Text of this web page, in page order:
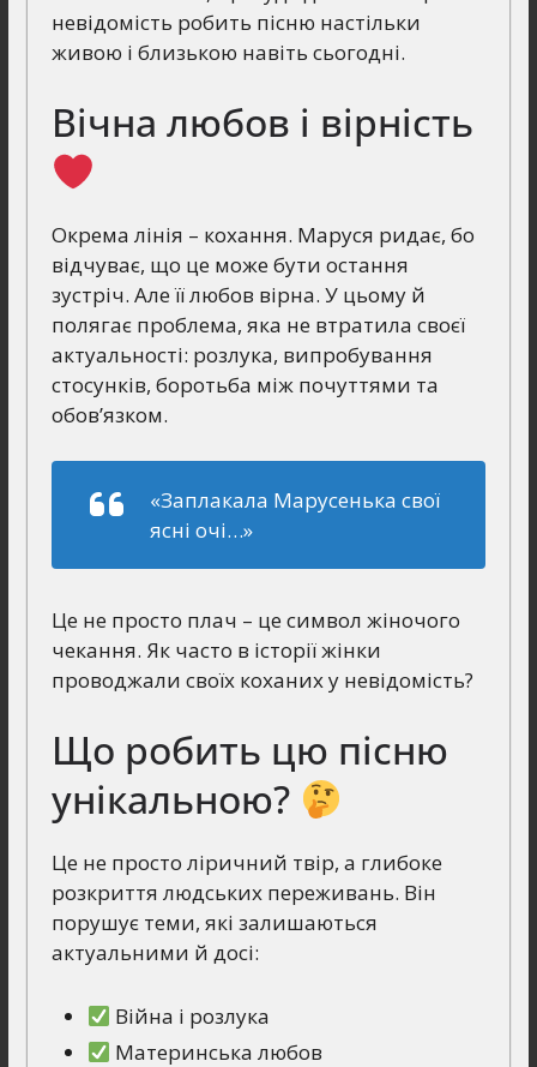
невідомість робить пісню настільки
живою і близькою навіть сьогодні.
Вічна любов і вірність
Окрема лінія – кохання. Маруся ридає, бо
відчуває, що це може бути остання
зустріч. Але її любов вірна. У цьому й
полягає проблема, яка не втратила своєї
актуальності: розлука, випробування
стосунків, боротьба між почуттями та
обов’язком.
«Заплакала Марусенька свої
ясні очі…»
Це не просто плач – це символ жіночого
чекання. Як часто в історії жінки
проводжали своїх коханих у невідомість?
Що робить цю пісню
унікальною?
Це не просто ліричний твір, а глибоке
розкриття людських переживань. Він
порушує теми, які залишаються
актуальними й досі:
Війна і розлука
Материнська любов